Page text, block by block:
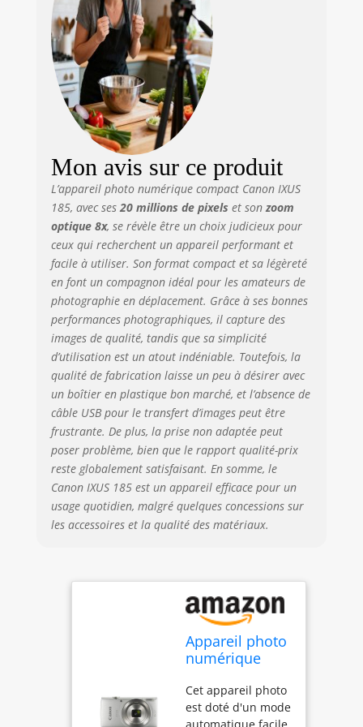
Camera (caméra
Jouet), Feu
d'artifice et bien
d'autres Cet
appareil photo
numérique
économique est à
la fois léger (126 g)
Vous pouvez donc
le glisser dans
votre poche où que
vous alliez La
disposition
minimaliste des
boutons facilite
son utilisation,
avec un
commutateur pour
utiliser le zoom
optique 8x et des
boutons pour
lancer
l'enregistrement
vidéo, ajouter la
date, activer le
flash, voir les
images et accéder
au menu L'écran
LCD de 2,7 pouces
composition de vos
photos et vidéos,
ainsi que leur
consultation
Mon avis sur ce produit
L’appareil photo numérique compact Canon IXUS
185, avec ses 20 millions de pixels et son zoom
optique 8x, se révèle être un choix judicieux pour
ceux qui recherchent un appareil performant et
facile à utiliser. Son format compact et sa légèreté
en font un compagnon idéal pour les amateurs de
photographie en déplacement. Grâce à ses bonnes
performances photographiques, il capture des
images de qualité, tandis que sa simplicité
d’utilisation est un atout indéniable. Toutefois, la
qualité de fabrication laisse un peu à désirer avec
un boîtier en plastique bon marché, et l’absence de
câble USB pour le transfert d’images peut être
frustrante. De plus, la prise non adaptée peut
poser problème, bien que le rapport qualité-prix
reste globalement satisfaisant. En somme, le
Canon IXUS 185 est un appareil efficace pour un
usage quotidien, malgré quelques concessions sur
les accessoires et la qualité des matériaux.
Appareil photo
numérique
fin Canon IXUS
185 | 20
Cet appareil photo
est doté d'un mode